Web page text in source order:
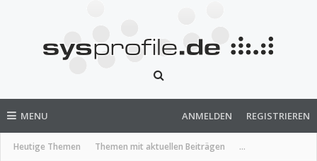
MENU
Heutige Themen Themen mit aktuellen Beiträgen ...
ANMELDEN REGISTRIEREN